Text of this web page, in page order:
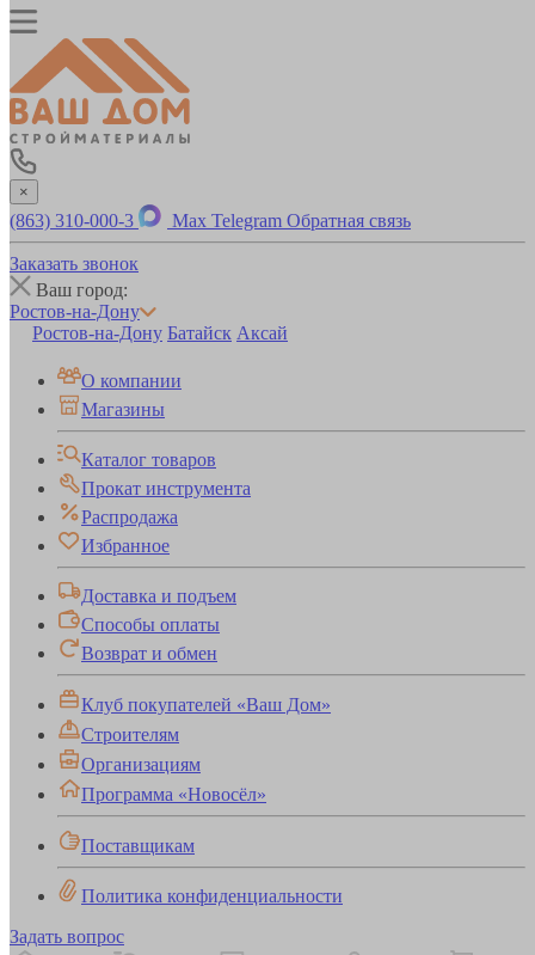
×
(863) 310-000-3 Max Telegram Обратная связь
Заказать звонок
Ваш город:
Ростов-на-Дону
Ростов-на-Дону Батайск Аксай
О компании
Магазины
Каталог товаров
Прокат инструмента
Распродажа
Избранное
Доставка и подъем
Способы оплаты
Возврат и обмен
Клуб покупателей «Ваш Дом»
Строителям
Организациям
Программа «Новосёл»
Поставщикам
Политика конфиденциальности
Задать вопрос